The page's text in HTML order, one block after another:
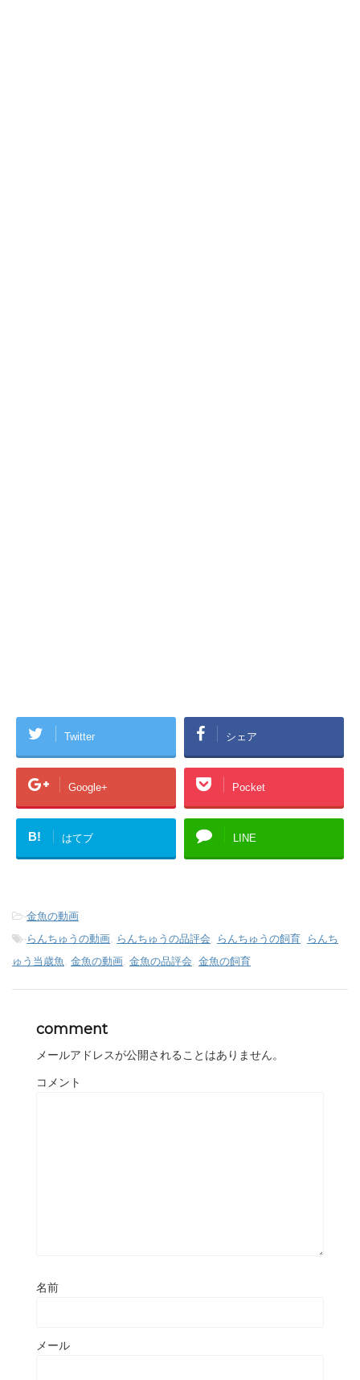
Twitter シェア
Google+ Pocket
B! はてブ LINE
-金魚の動画
-らんちゅうの動画, らんちゅうの品評会, らんちゅうの飼育, らんち
ゅう当歳魚, 金魚の動画, 金魚の品評会, 金魚の飼育
comment
メールアドレスが公開されることはありません。
コメント
名前
メール